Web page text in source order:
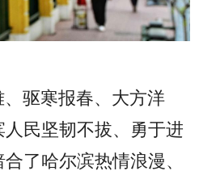
驱寒报春、大方洋
民坚韧不拔、勇于进
了哈尔滨热情浪漫、